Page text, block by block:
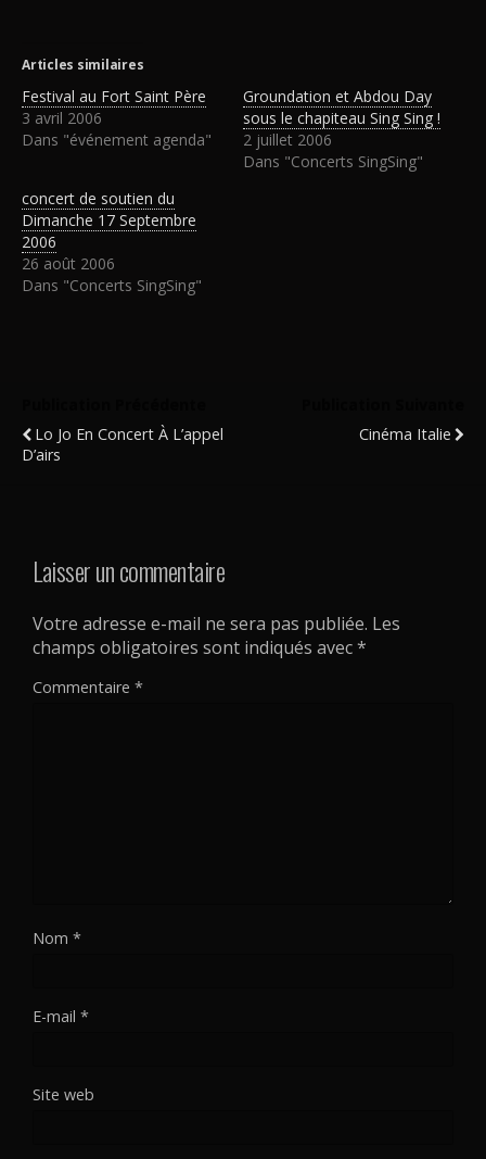
Articles similaires
Festival au Fort Saint Père
3 avril 2006
Dans "événement agenda"
Groundation et Abdou Day
sous le chapiteau Sing Sing !
2 juillet 2006
Dans "Concerts SingSing"
concert de soutien du
Dimanche 17 Septembre
2006
26 août 2006
Dans "Concerts SingSing"
Lo Jo En Concert À L’appel
D’airs
Cinéma Italie
Laisser un commentaire
Votre adresse e-mail ne sera pas publiée. Les
champs obligatoires sont indiqués avec*
Commentaire *
Nom *
E-mail *
Site web